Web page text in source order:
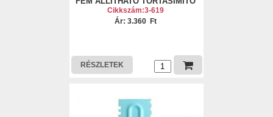
Cikkszám:3-619
Ár: 3.360 Ft
RÉSZLETEK